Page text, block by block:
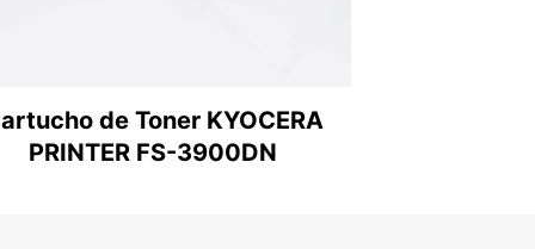
de Toner KYOCERA
PRINTER FS-3900DN